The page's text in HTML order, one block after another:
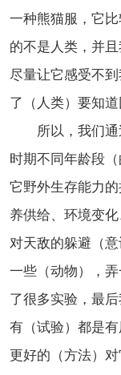
一种熊猫服，它
的不是人类，并
尽量让它感受不
了（人类）要知道
所以，我们
时期不同年龄段
它野外生存能力
养供给、环境变
对天敌的躲避（
一些（动物），
了很多实验，最
有（试验）都是
更好的（方法）